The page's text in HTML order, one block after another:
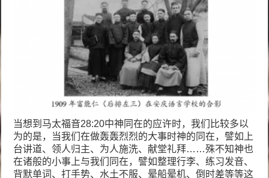
当想到马太福音28:20中神同在的应许时，我们比较多以
为的是，当我们在做轰轰烈烈的大事时神的同在，譬如上
台讲道、领人归主、为人施洗、献堂礼拜……殊不知神也
在诸般的小事上与我们同在，譬如整理行李、练习发音、
背默单词、打手势、水土不服、晕船晕机、倒时差等等这